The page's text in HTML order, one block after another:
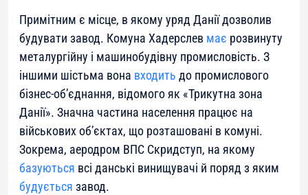
Примітним є місце, в якому уряд Данії дозволив
будувати завод. Комуна Хадерслев має розвинуту
металургійну і машинобудівну промисловість. З
іншими шістьма вона входить до промислового
бізнес-об’єднання, відомого як «Трикутна зона
Данії». Значна частина населення працює на
військових об’єктах, що розташовані в комуні.
Зокрема, аеродром ВПС Скридступ, на якому
базуються всі данські винищувачі й поряд з яким
будується завод.